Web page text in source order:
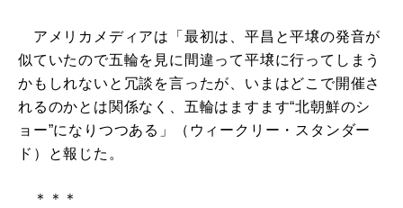
アメリカメディアは「最初は、平昌と平壌の発音が
似ていたので五輪を見に間違って平壌に行ってしまう
かもしれないと冗談を言ったが、いまはどこで開催さ
れるのかとは関係なく、五輪はますます“北朝鮮のシ
ョー”になりつつある」（ウィークリー・スタンダー
ド）と報じた。
＊＊＊